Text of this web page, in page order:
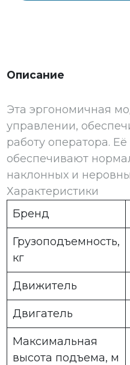
Описание
Эта эргономичная
управлении,
работу оператора.
обеспечивают
наклонных и
Характеристики
Бренд
Грузоподъемность,
кг
Движитель
Двигатель
Максимальная
высота подъема, м